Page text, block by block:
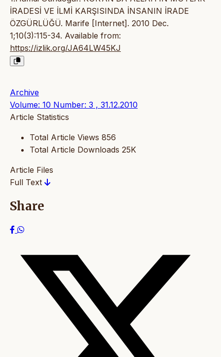
İRADESİ VE İLMİ KARŞISINDA İNSANIN İRADE
ÖZGÜRLÜĞÜ. Marife [Internet]. 2010 Dec.
1;10(3):115-34. Available from:
https://izlik.org/JA64LW45KJ
Archive
Volume: 10 Number: 3 , 31.12.2010
Article Statistics
Total Article Views 856
Total Article Downloads 25K
Article Files
Full Text
Share